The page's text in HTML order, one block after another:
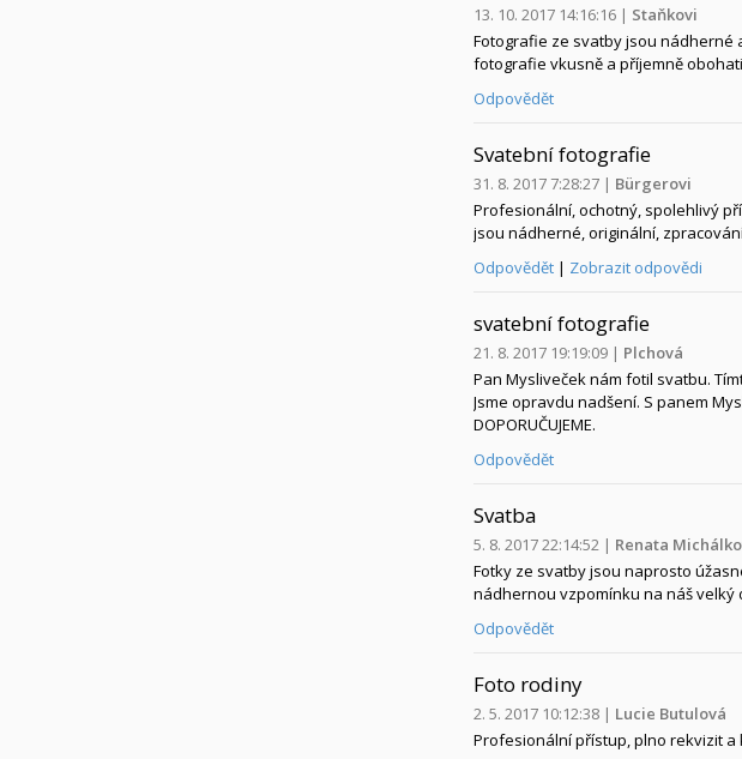
13. 10. 2017 14:16:16 | Staňkovi
Fotografie ze svatby jsou nádherné
fotografie vkusně a příjemně
Odpovědět
Svatební fotografie
31. 8. 2017 7:28:27 | Bürgerovi
Profesionální, ochotný, spolehlivý
jsou nádherné, originální,
Odpovědět | Zobrazit odpovědi
svatební fotografie
21. 8. 2017 19:19:09 | Plchová
Pan Mysliveček nám fotil svatbu.
Jsme opravdu nadšení. S panem
DOPORUČUJEME.
Odpovědět
Svatba
5. 8. 2017 22:14:52 | Renata
Fotky ze svatby jsou naprosto
nádhernou vzpomínku na náš velký
Odpovědět
Foto rodiny
2. 5. 2017 10:12:38 | Lucie Butulová
Profesionální přístup, plno rekvizit a